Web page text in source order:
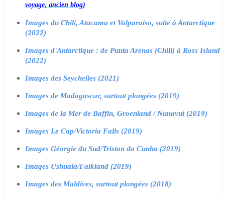
voyage, ancien blog)
Images du Chili, Atacama et Valparaiso, suite à Antarctique
(2022)
Images d'Antarctique : de Punta Arenas (Chili) à Ross Island
(2022)
Images des Seychelles (2021)
Images de Madagascar, surtout plongées (2019)
Images de la Mer de Baffin, Groenland / Nunavut (2019)
Images Le Cap/Victoria Falls (2019)
Images Géorgie du Sud/Tristan da Cunha (2019)
Images Ushuaia/Falkland (2019)
Images des Maldives, surtout plongées (2018)